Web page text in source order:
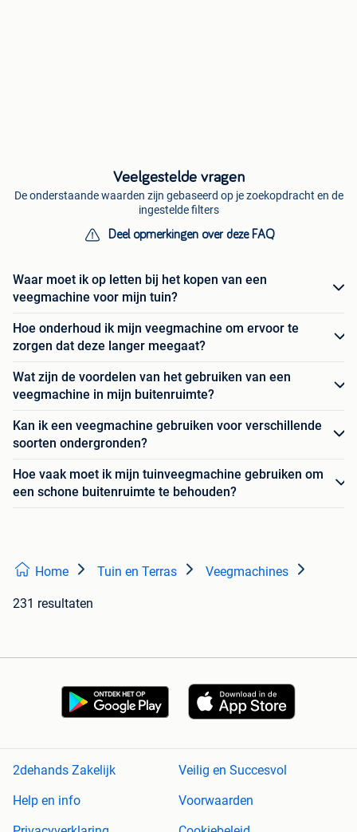
Veelgestelde vragen
De onderstaande waarden zijn gebaseerd op je zoekopdracht en de
ingestelde filters
Deel opmerkingen over deze FAQ
Waar moet ik op letten bij het kopen van een
veegmachine voor mijn tuin?
Hoe onderhoud ik mijn veegmachine om ervoor te
zorgen dat deze langer meegaat?
Wat zijn de voordelen van het gebruiken van een
veegmachine in mijn buitenruimte?
Kan ik een veegmachine gebruiken voor verschillende
soorten ondergronden?
Hoe vaak moet ik mijn tuinveegmachine gebruiken om
een schone buitenruimte te behouden?
Home Tuin en Terras Veegmachines
231 resultaten
2dehands Zakelijk
Veilig en Succesvol
Help en info
Voorwaarden